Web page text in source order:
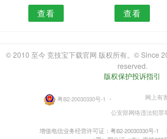
查看 查看
© 2010 至今 竞技宝下载官网 版权所有。© Since
reserved.
版权保护投诉指引
粤B2-20030330号-1 ・
网上有
公安部网络违法犯罪
增值电信业务经营许可证：粤B2-20030330号-1